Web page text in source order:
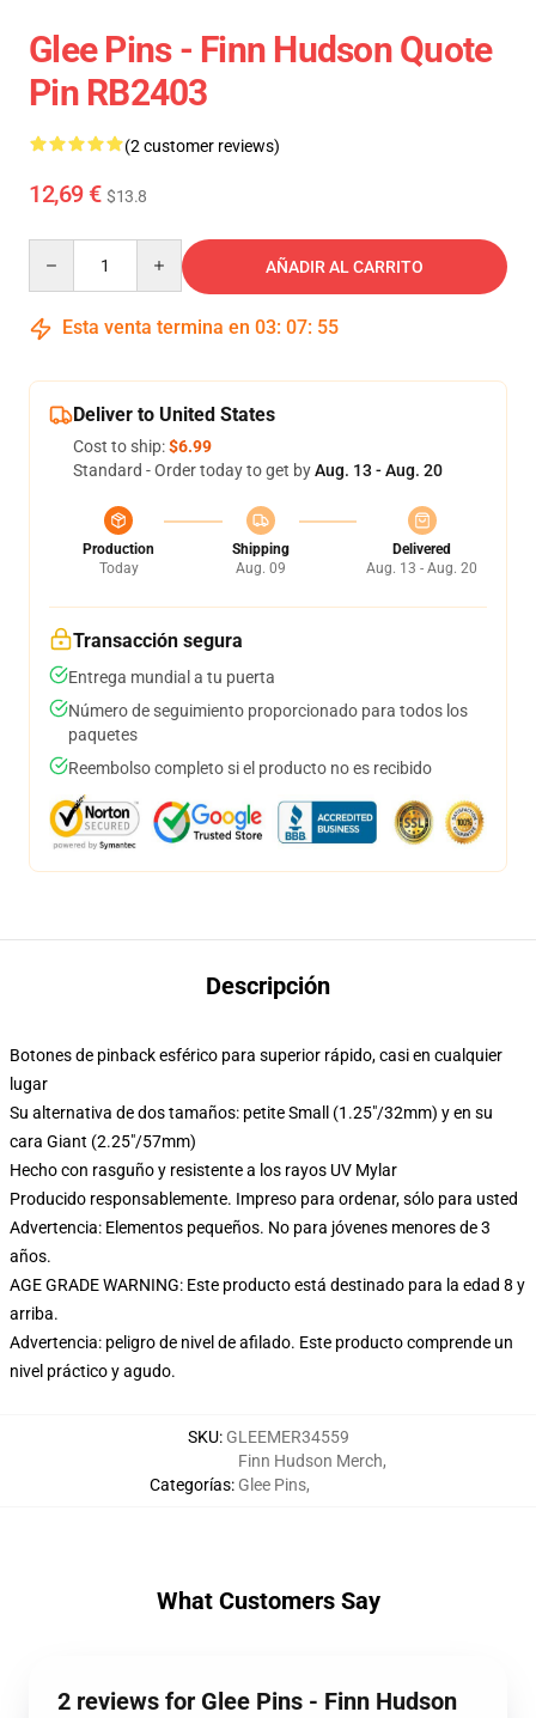
Glee Pins - Finn Hudson Quote
Pin RB2403
(2 customer reviews)
12,69 € $13.8
AÑADIR AL CARRITO
Esta venta termina en 03: 07: 54
Deliver to United States
Cost to ship:$6.99
Standard - Order today to get byAug. 13 - Aug. 20
Production
Today
Shipping
Aug. 09
Delivered
Aug. 13 - Aug. 20
Transacción segura
Entrega mundial a tu puerta
Número de seguimiento proporcionado para todos los
paquetes
Reembolso completo si el producto no es recibido
Descripción
Botones de pinback esférico para superior rápido, casi en cualquier
lugar
Su alternativa de dos tamaños: petite Small (1.25"/32mm) y en su
cara Giant (2.25"/57mm)
Hecho con rasguño y resistente a los rayos UV Mylar
Producido responsablemente. Impreso para ordenar, sólo para usted
Advertencia: Elementos pequeños. No para jóvenes menores de 3
años.
AGE GRADE WARNING: Este producto está destinado para la edad 8 y
arriba.
Advertencia: peligro de nivel de afilado. Este producto comprende un
nivel práctico y agudo.
SKU: GLEEMER34559
Categorías:
Finn Hudson Merch,
Glee Pins,
What Customers Say
2 reviews for Glee Pins - Finn Hudson